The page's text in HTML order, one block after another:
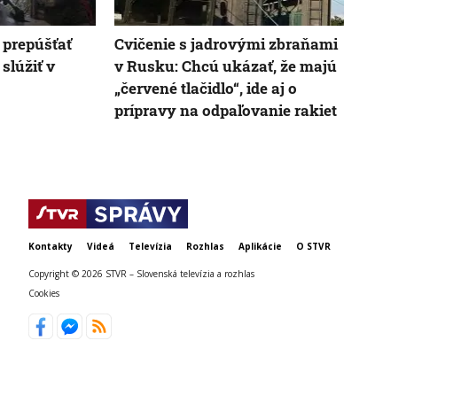
v
Cvičenie s jadrovými zbraňami
v Rusku: Chcú ukázať, že majú
„červené tlačidlo“, ide aj o
prípravy na odpaľovanie rakiet
Kontakty Videá Televízia Rozhlas Aplikácie O STVR
Copyright © 2026 STVR – Slovenská televízia a rozhlas
Cookies